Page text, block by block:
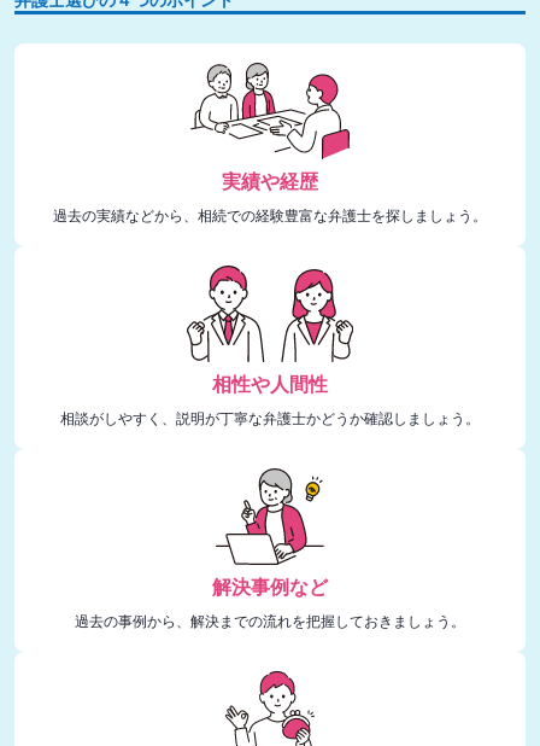
実績や経歴
過去の実績などから、相続での経験豊富な弁護士を探しましょう。
相性や人間性
相談がしやすく、説明が丁寧な弁護士かどうか確認しましょう。
解決事例など
過去の事例から、解決までの流れを把握しておきましょう。